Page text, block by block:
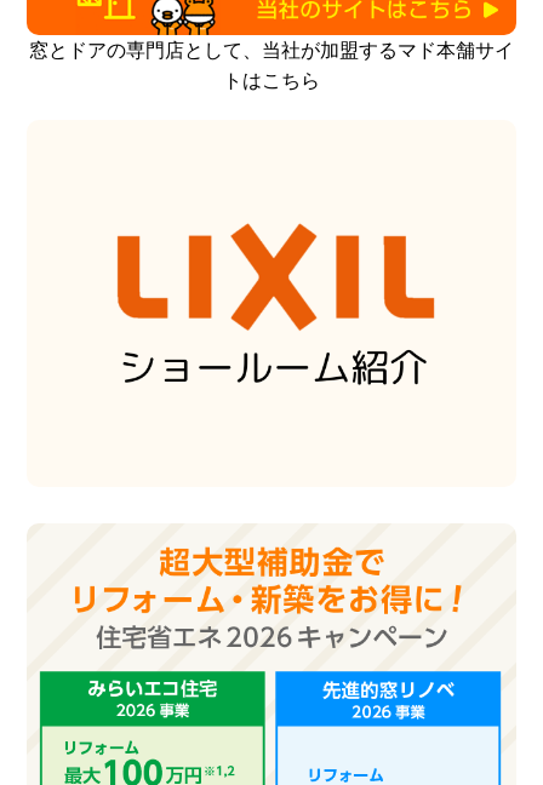
窓とドアの専門店として、当社が加盟するマド本舗サイ
トはこちら